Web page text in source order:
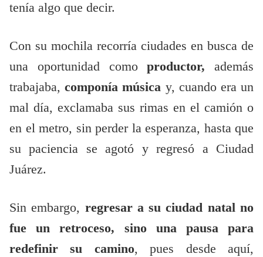
tenía algo que decir.
Con su mochila recorría ciudades en busca de
una oportunidad comoproductor, además
trabajaba,componía música y, cuando era un
mal día, exclamaba sus rimas en el camión o
en el metro, sin perder la esperanza, hasta que
su paciencia se agotó y regresó a Ciudad
Juárez.
Sin embargo, regresar a su ciudad natal no
fue un retroceso, sino una pausa para
redefinir su camino, pues desde aquí,